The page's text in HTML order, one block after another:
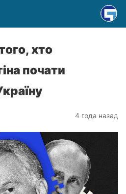
хто
почати
4 года назад